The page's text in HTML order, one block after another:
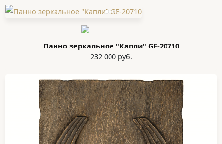
Панно зеркальное "Капли" GE-20710
232 000 руб.